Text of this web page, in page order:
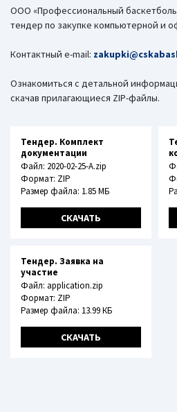
ООО «Профессиональный
тендер по закупке компьютерной и
Контактный e-mail:
Ознакомиться с детальной
скачав прилагающиеся ZIP-файлы.
Тендер. Комплект
документации
Файл: 2020-02-25-A.zip
Формат: ZIP
Размер файла: 1.85 МБ
СКАЧАТЬ
Тендер. Заявка на
участие
Файл: application.zip
Формат: ZIP
Размер файла: 13.99 КБ
СКАЧАТЬ